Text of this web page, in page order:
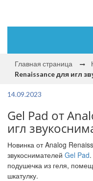
Главная страница
Renaissance для игл
14.09.2023
Gel Pad от
игл
Новинка от Analog
звукоснимателей Gel Pad
подушечка из геля,
шкатулку.